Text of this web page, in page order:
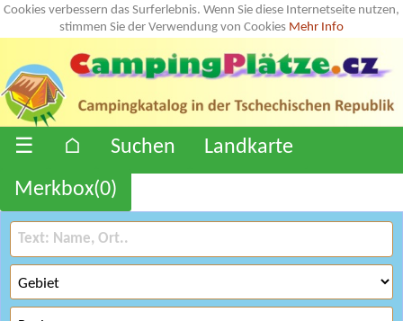
Cookies verbessern das Surferlebnis. Wenn Sie diese Internetseite nutzen,
stimmen Sie der Verwendung von Cookies Mehr Info
☰ ⌂ Suchen
Landkarte
Merkbox(0)